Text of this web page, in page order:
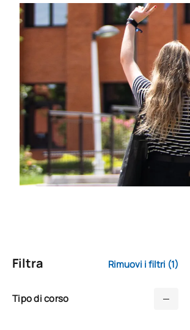
Filtra Rimuovi i filtri (1)
Tipo di corso